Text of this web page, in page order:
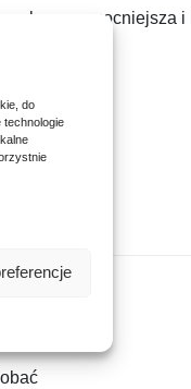
do
technologie
lepsza, mocniejsza i